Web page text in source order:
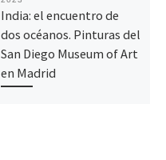
India: el encuentro de
dos océanos. Pinturas del
San Diego Museum of Art
en Madrid